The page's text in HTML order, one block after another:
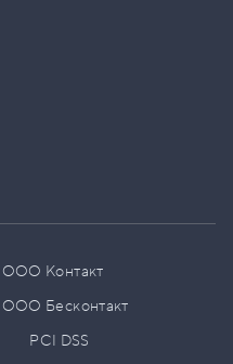
ООО Контакт
ООО Бесконтакт
PCI DSS